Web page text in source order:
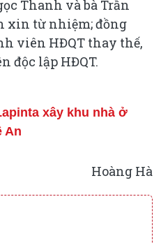
Thanh và bà Trần
xin từ nhiệm; đồng
viên HĐQT thay thế,
độc lập HĐQT.
xây khu nhà ở
An
Hoàng Hà